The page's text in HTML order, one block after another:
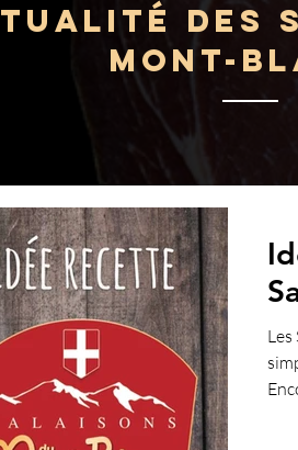
des
Mont-